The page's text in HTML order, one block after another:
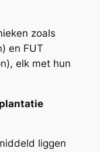
zoals
en FUT
elk met hun
liggen